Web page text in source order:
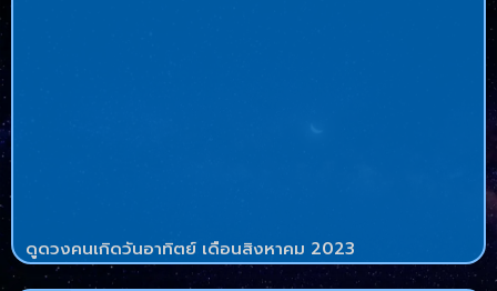
ดูดวงคนเกิดวันอาทิตย์ เดือนสิงหาคม 2023